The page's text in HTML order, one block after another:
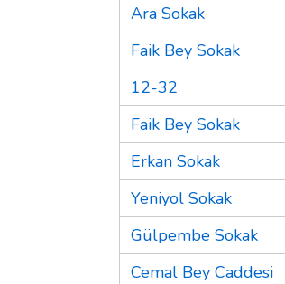
Ara Sokak
Faik Bey Sokak
12-32
Faik Bey Sokak
Erkan Sokak
Yeniyol Sokak
Gülpembe Sokak
Cemal Bey Caddesi